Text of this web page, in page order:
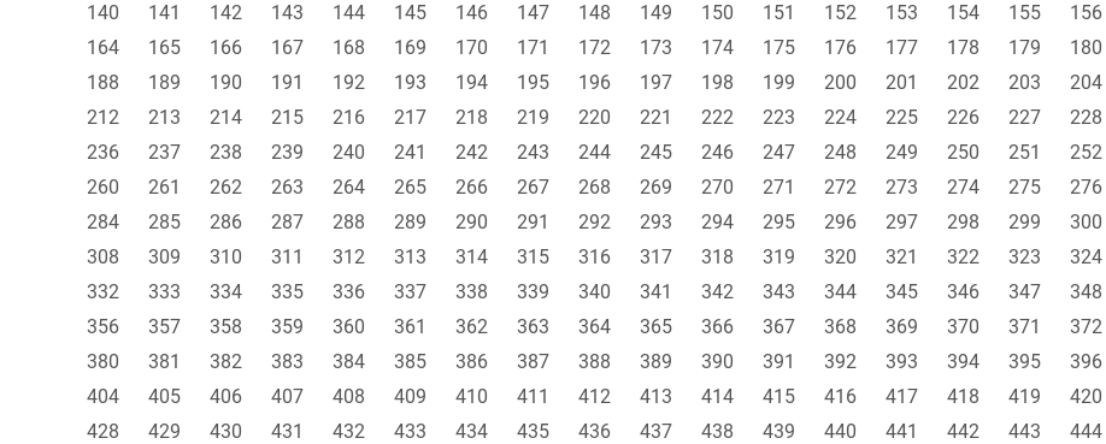
140
141 142 143 144 145 146 147 148 149 150 151 152 153 154 155 156
164
165 166 167 168 169 170 171 172 173 174 175 176 177 178 179 180
188
189 190 191 192 193 194 195 196 197 198 199 200 201 202 203 204
212
213 214 215 216 217 218 219 220 221 222 223 224 225 226 227 228
236
237 238 239 240 241 242 243 244 245 246 247 248 249 250 251 252
260
261 262 263 264 265 266 267 268 269 270 271 272 273 274 275 276
284
285 286 287 288 289 290 291 292 293 294 295 296 297 298 299 300
308
309 310 311 312 313 314 315 316 317 318 319 320 321 322 323 324
332
333 334 335 336 337 338 339 340 341 342 343 344 345 346 347 348
356
357 358 359 360 361 362 363 364 365 366 367 368 369 370 371 372
380
381 382 383 384 385 386 387 388 389 390 391 392 393 394 395 396
404
405 406 407 408 409 410 411 412 413 414 415 416 417 418 419 420
428
429 430 431 432 433 434 435 436 437 438 439 440 441 442 443 444